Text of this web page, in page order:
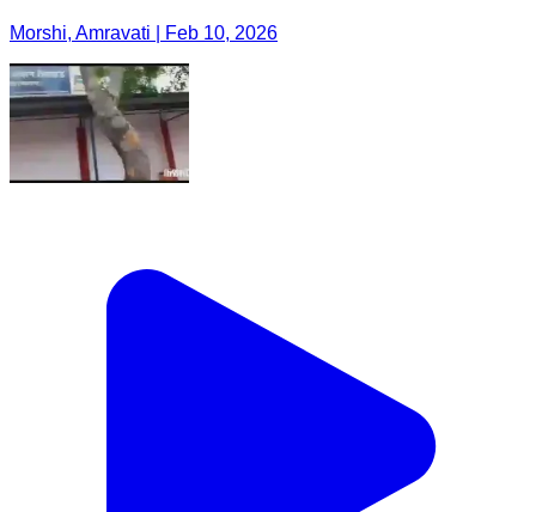
Morshi, Amravati | Feb 10, 2026